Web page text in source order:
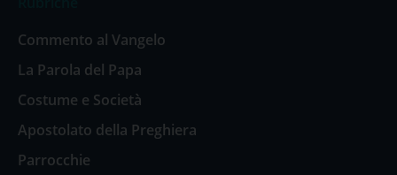
Commento al Vangelo
La Parola del Papa
Costume e Società
Apostolato della Preghiera
Parrocchie